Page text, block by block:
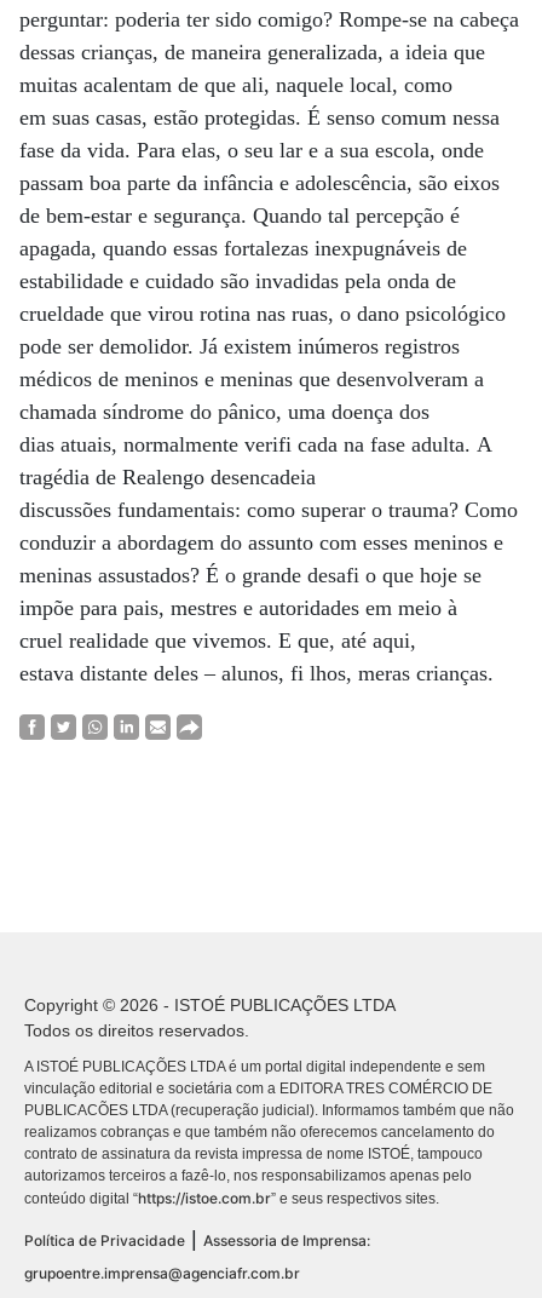
perguntar: poderia ter sido comigo? Rompe-se na cabeça
dessas crianças, de maneira generalizada, a ideia que
muitas acalentam de que ali, naquele local, como
em suas casas, estão protegidas. É senso comum nessa
fase da vida. Para elas, o seu lar e a sua escola, onde
passam boa parte da infância e adolescência, são eixos
de bem-estar e segurança. Quando tal percepção é
apagada, quando essas fortalezas inexpugnáveis de
estabilidade e cuidado são invadidas pela onda de
crueldade que virou rotina nas ruas, o dano psicológico
pode ser demolidor. Já existem inúmeros registros
médicos de meninos e meninas que desenvolveram a
chamada síndrome do pânico, uma doença dos
dias atuais, normalmente verifi cada na fase adulta. A
tragédia de Realengo desencadeia
discussões fundamentais: como superar o trauma? Como
conduzir a abordagem do assunto com esses meninos e
meninas assustados? É o grande desafi o que hoje se
impõe para pais, mestres e autoridades em meio à
cruel realidade que vivemos. E que, até aqui,
estava distante deles – alunos, fi lhos, meras crianças.
Copyright © 2026 - ISTOÉ PUBLICAÇÕES LTDA
Todos os direitos reservados.
A ISTOÉ PUBLICAÇÕES LTDA é um portal digital independente e sem
vinculação editorial e societária com a EDITORA TRES COMÉRCIO DE
PUBLICACÕES LTDA (recuperação judicial). Informamos também que não
realizamos cobranças e que também não oferecemos cancelamento do
contrato de assinatura da revista impressa de nome ISTOÉ, tampouco
autorizamos terceiros a fazê-lo, nos responsabilizamos apenas pelo
conteúdo digital “https://istoe.com.br” e seus respectivos sites.
Política de Privacidade
Assessoria de Imprensa:
grupoentre.imprensa@agenciafr.com.br